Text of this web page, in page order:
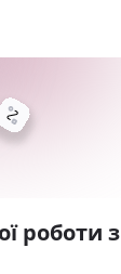
роботи з